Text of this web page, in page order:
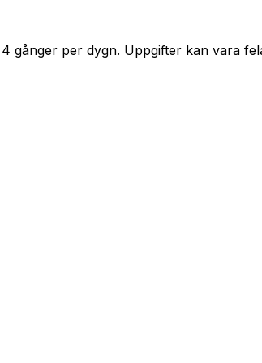
gånger per dygn. Uppgifter kan vara